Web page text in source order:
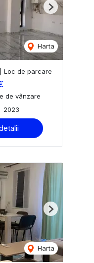
Harta
Next
Loc de parcare
de vânzare
2023
Harta
Next